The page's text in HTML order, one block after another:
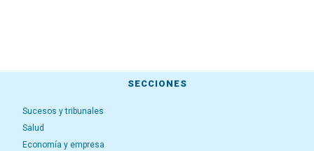
SECCIONES
Sucesos y tribunales
Salud
Economía y empresa